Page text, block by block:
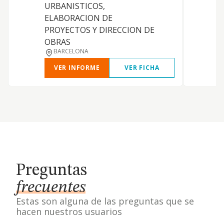
URBANISTICOS,
ELABORACION DE
PROYECTOS Y DIRECCION DE
OBRAS
BARCELONA
VER INFORME
VER FICHA
Preguntas
frecuentes
Estas son alguna de las preguntas que se
hacen nuestros usuarios